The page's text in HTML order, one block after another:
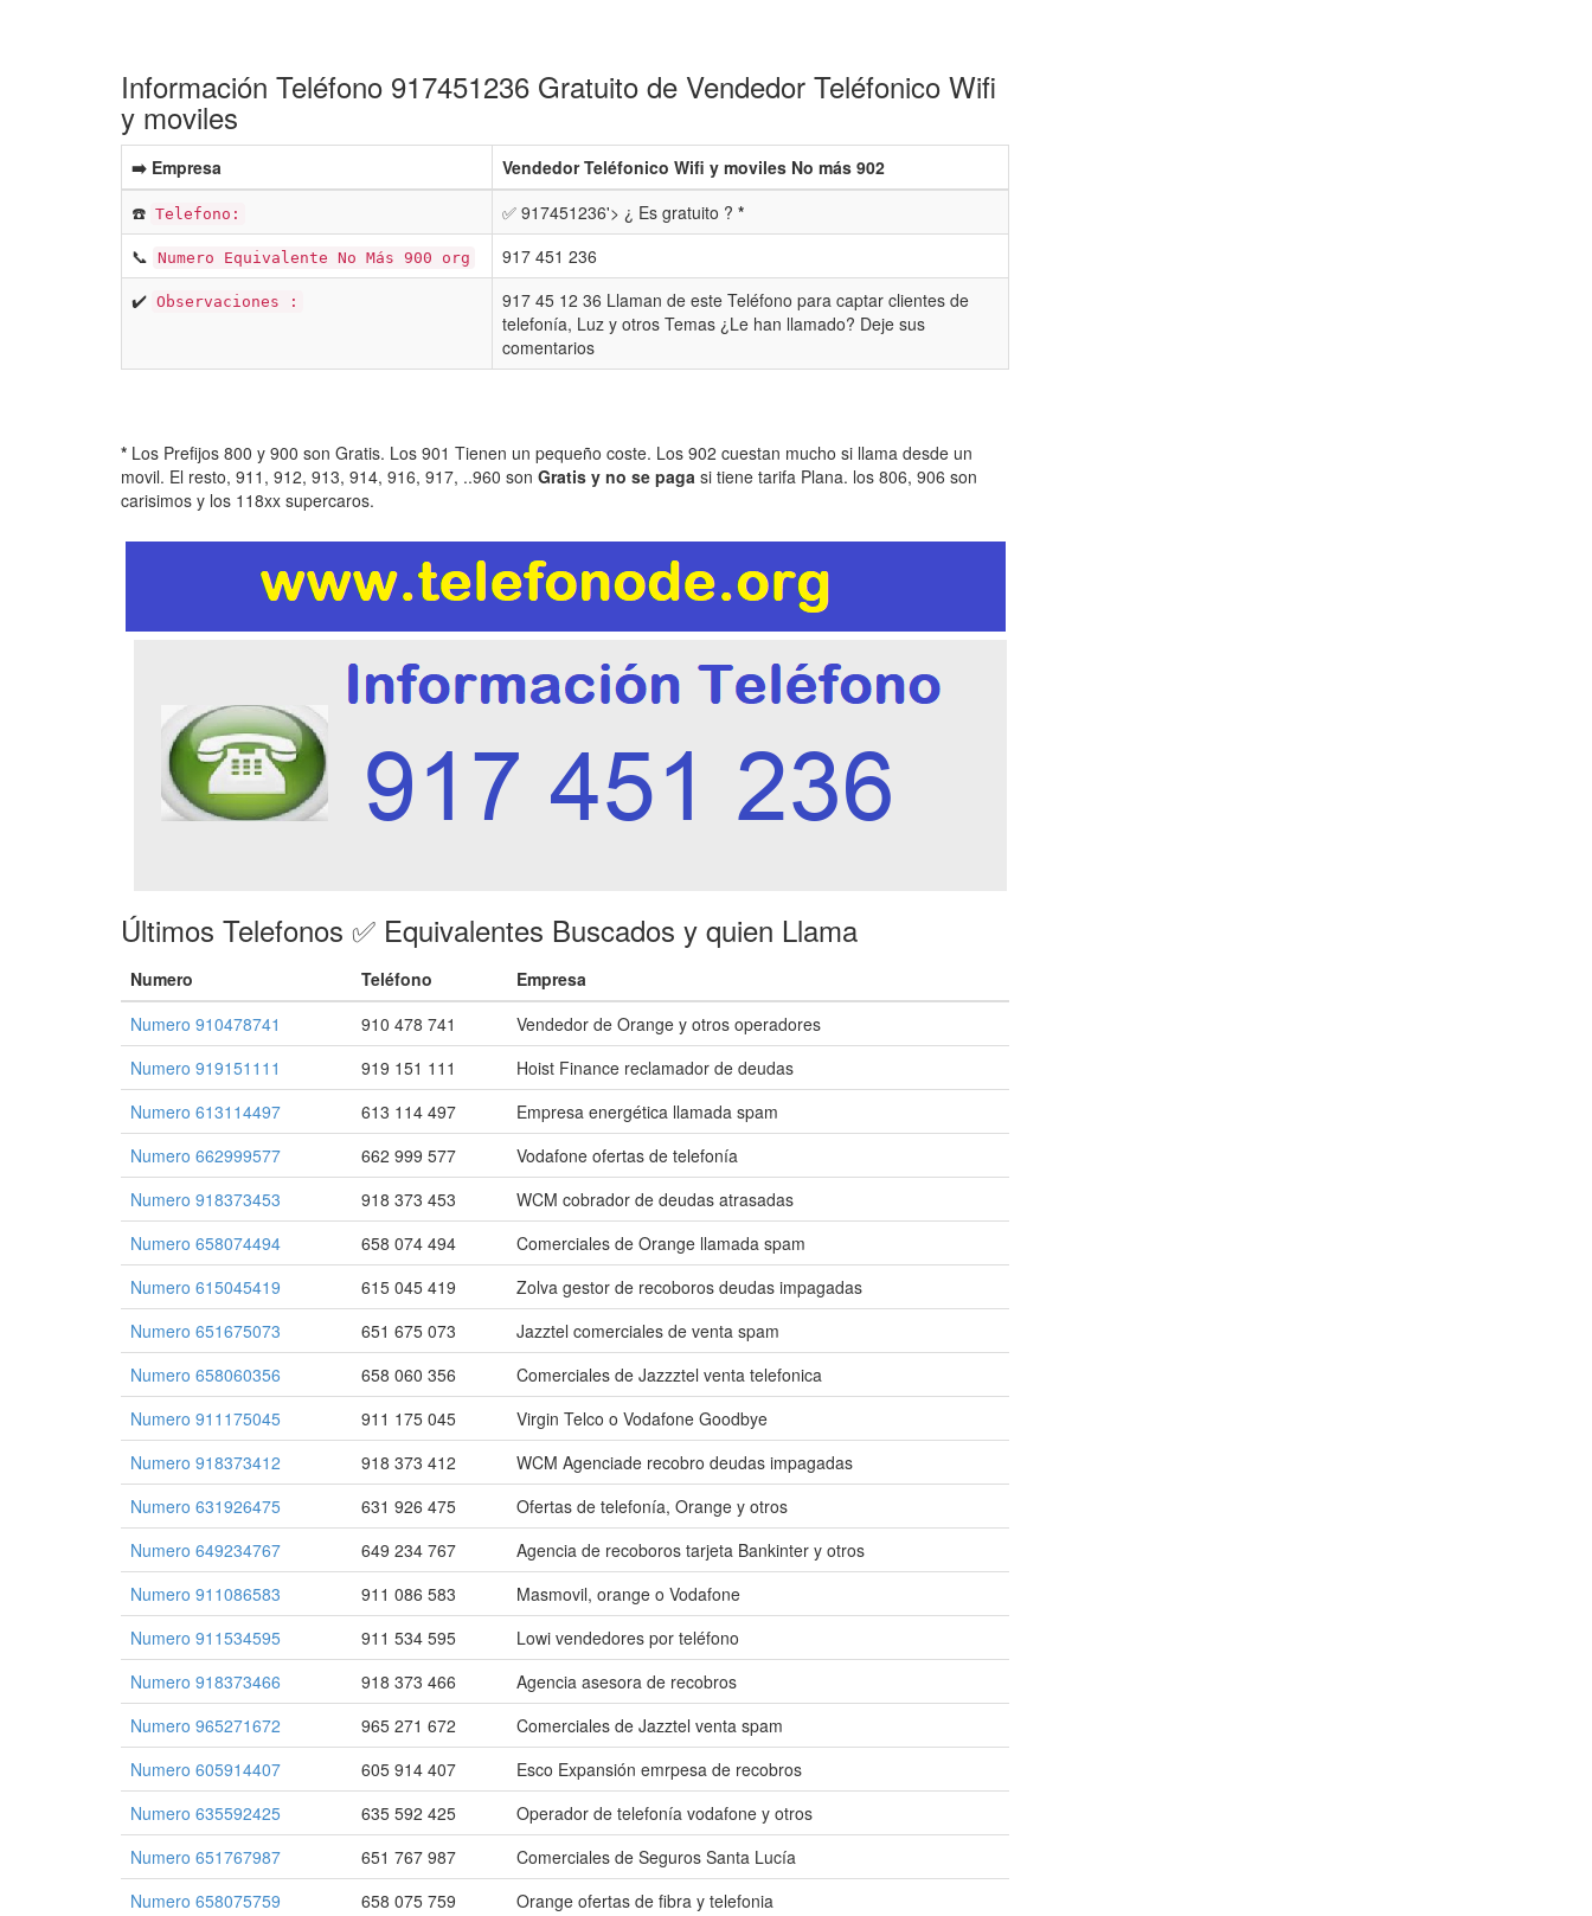
Información Teléfono 917451236 Gratuito de Vendedor Teléfonico Wifi
y moviles
➡️ Empresa
Vendedor Teléfonico Wifi y moviles No más 902
☎️ Telefono: ✅ 917451236'> ¿ Es gratuito ? *
📞 Numero Equivalente No Más 900 org
917 451 236
✔️ Observaciones :
917 45 12 36 Llaman de este Teléfono para captar clientes de
telefonía, Luz y otros Temas ¿Le han llamado? Deje sus
comentarios
* Los Prefijos 800 y 900 son Gratis. Los 901 Tienen un pequeño coste. Los 902 cuestan mucho si llama desde un
movil. El resto, 911, 912, 913, 914, 916, 917, ..960 son Gratis y no se paga si tiene tarifa Plana. los 806, 906 son
carisimos y los 118xx supercaros.
Últimos Telefonos ✅ Equivalentes Buscados y quien Llama
Numero Teléfono
Empresa
Numero 910478741
910 478 741
Vendedor de Orange y otros operadores
Numero 919151111
919 151 111
Hoist Finance reclamador de deudas
Numero 613114497
613 114 497
Empresa energética llamada spam
Numero 662999577
662 999 577
Vodafone ofertas de telefonía
Numero 918373453
918 373 453
WCM cobrador de deudas atrasadas
Numero 658074494
658 074 494
Comerciales de Orange llamada spam
Numero 615045419
615 045 419
Zolva gestor de recoboros deudas impagadas
Numero 651675073
651 675 073
Jazztel comerciales de venta spam
Numero 658060356
658 060 356
Comerciales de Jazzztel venta telefonica
Numero 911175045
911 175 045
Virgin Telco o Vodafone Goodbye
Numero 918373412
918 373 412
WCM Agenciade recobro deudas impagadas
Numero 631926475
631 926 475
Ofertas de telefonía, Orange y otros
Numero 649234767
649 234 767
Agencia de recoboros tarjeta Bankinter y otros
Numero 911086583
911 086 583
Masmovil, orange o Vodafone
Numero 911534595
911 534 595
Lowi vendedores por teléfono
Numero 918373466
918 373 466
Agencia asesora de recobros
Numero 965271672
965 271 672
Comerciales de Jazztel venta spam
Numero 605914407
605 914 407
Esco Expansión emrpesa de recobros
Numero 635592425
635 592 425
Operador de telefonía vodafone y otros
Numero 651767987
651 767 987
Comerciales de Seguros Santa Lucía
Numero 658075759
658 075 759 Orange ofertas de fibra y telefonia